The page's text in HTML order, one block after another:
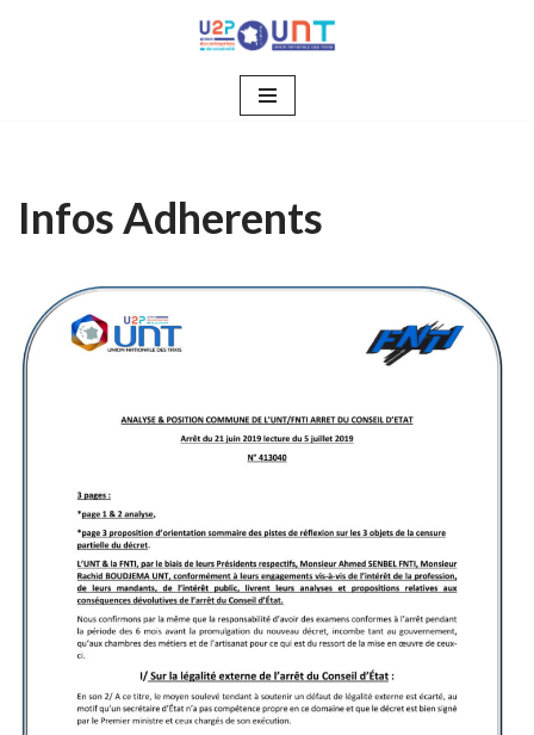
Infos Adherents